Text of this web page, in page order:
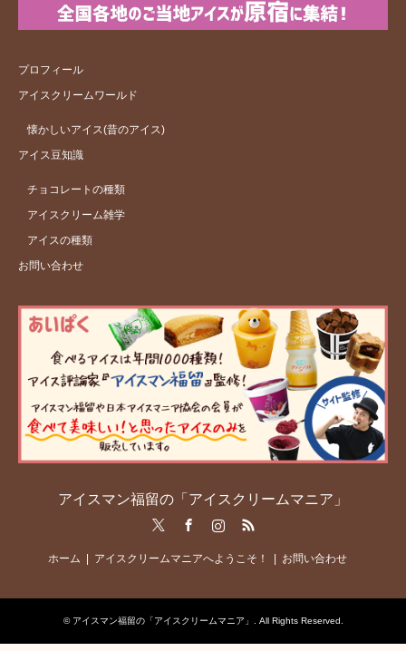
プロフィール
アイスクリームワールド
懐かしいアイス(昔のアイス)
アイス豆知識
チョコレートの種類
アイスクリーム雑学
アイスの種類
お問い合わせ
アイスマン福留の「アイスクリームマニア」
RSS
ホーム アイスクリームマニアへようこそ！ お問い合わせ
© アイスマン福留の「アイスクリームマニア」 . All Rights Reserved.